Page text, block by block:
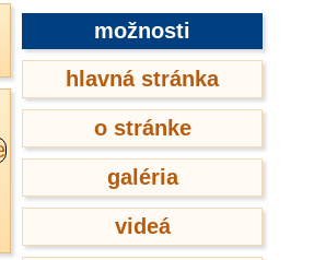
možnosti
hlavná stránka
o stránke
galéria
videá